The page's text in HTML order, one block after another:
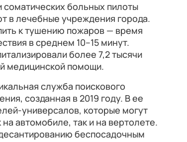
больных пилоты
в лечебные учреждения города.
к тушению пожаров — время
в среднем 10–15 минут.
более 7,2 тысячи
медицинской помощи.
служба поискового
созданная в 2019 году. В ее
универсалов, которые могут
автомобиле, так и на вертолете.
беспосадочным